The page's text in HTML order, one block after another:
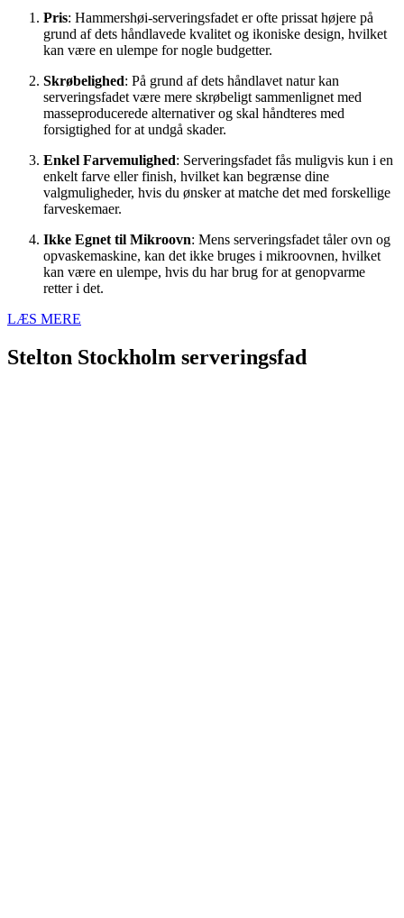
Pris: Hammershøi-serveringsfadet er ofte prissat højere på
grund af dets håndlavede kvalitet og ikoniske design, hvilket
kan være en ulempe for nogle budgetter.
Skrøbelighed: På grund af dets håndlavet natur kan
serveringsfadet være mere skrøbeligt sammenlignet med
masseproducerede alternativer og skal håndteres med
forsigtighed for at undgå skader.
Enkel Farvemulighed: Serveringsfadet fås muligvis kun i en
enkelt farve eller finish, hvilket kan begrænse dine
valgmuligheder, hvis du ønsker at matche det med forskellige
farveskemaer.
Ikke Egnet til Mikroovn: Mens serveringsfadet tåler ovn og
opvaskemaskine, kan det ikke bruges i mikroovnen, hvilket
kan være en ulempe, hvis du har brug for at genopvarme
retter i det.
LÆS MERE
Stelton Stockholm serveringsfad